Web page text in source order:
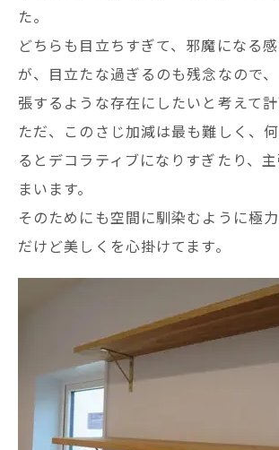
た。
どちらも目立ちすぎて、邪魔になる
が、目立たな過ぎるのも残念なので
張するような存在にしたいと考えて計
ただ、このさじ加減は最も難しく、
るとデコラティブになりすぎたり、
まいます。
そのためにも空間に馴染むように極力
だけど美しくを心掛けてます。